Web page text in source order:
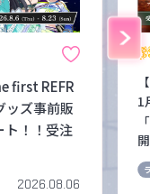
first REFR
ッズ事前販
ト！！受注
2026.08.06
1